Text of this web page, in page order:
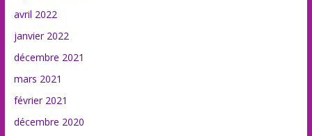
avril 2022
janvier 2022
décembre 2021
mars 2021
février 2021
décembre 2020